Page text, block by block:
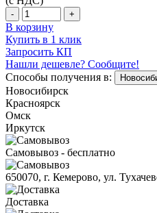
- +
В корзину
Купить в 1 клик
Запросить КП
Нашли дешевле? Сообщите!
Способы получения в:
Новосибирск
Красноярск
Омск
Иркутск
Самовывоз - бесплатно
650070, г. Кемерово, ул.
Доставка